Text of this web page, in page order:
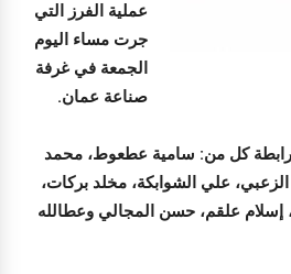
عملية الفرز التي
جرت مساء اليوم
الجمعة في غرفة
صناعة عمان.
للرابطة كل من: سامية عطعوط، محمد
علي الشوابكة، مخلد بركات،
إسلام علقم، حسن المجالي وعطالله